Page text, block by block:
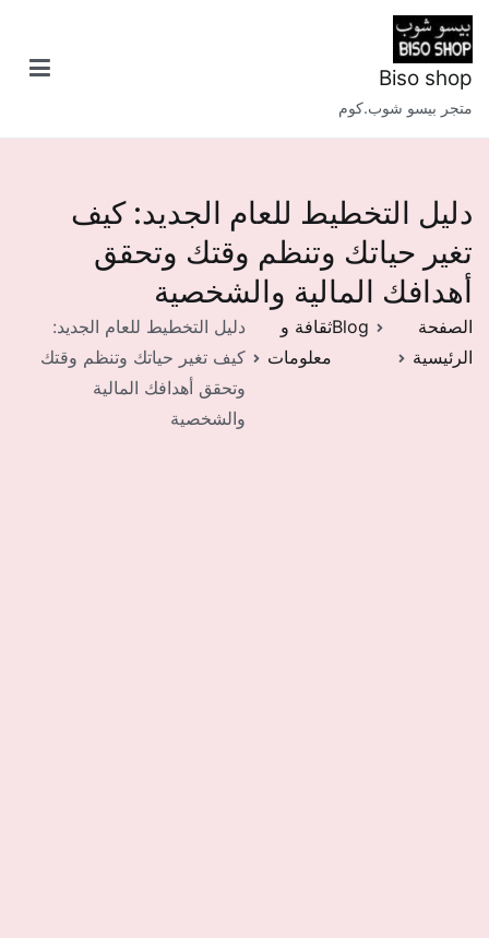
تخطى
إلى
المحتوى
Biso shop
متجر بيسو شوب.كوم
دليل التخطيط للعام الجديد: كيف
تغير حياتك وتنظم وقتك وتحقق
أهدافك المالية والشخصية
الصفحة
الرئيسية
Blogثقافة و
معلومات
دليل التخطيط للعام الجديد:
كيف تغير حياتك وتنظم وقتك
وتحقق أهدافك المالية
والشخصية